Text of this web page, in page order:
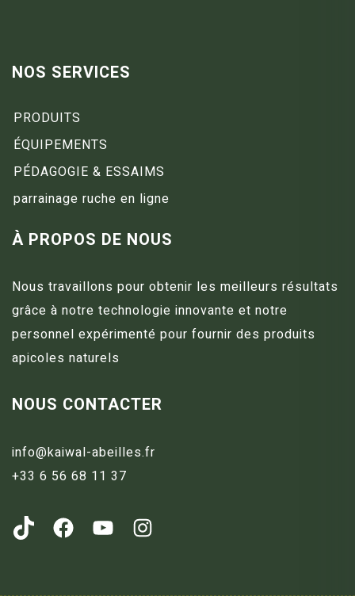
NOS SERVICES
PRODUITS
ÉQUIPEMENTS
PÉDAGOGIE & ESSAIMS
parrainage ruche en ligne
À PROPOS DE NOUS
Nous travaillons pour obtenir les meilleurs résultats
grâce à notre technologie innovante et notre
personnel expérimenté pour fournir des produits
apicoles naturels
NOUS CONTACTER
info@kaiwal-abeilles.fr
+33 6 56 68 11 37
https://www.tiktok.com/@kaiwal_abeilles?_t=8c0CtMv6Ocd&_r=1
FacebookYouTubeInstagram